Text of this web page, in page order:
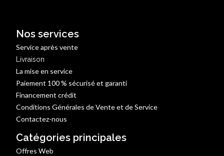
Nos services
Service après vente
Livraison
La mise en service
Paiement 100 % sécurisé et garanti
Financement crédit
Conditions Générales de Vente et de Service
Contactez-nous
Catégories principales
Offres Web